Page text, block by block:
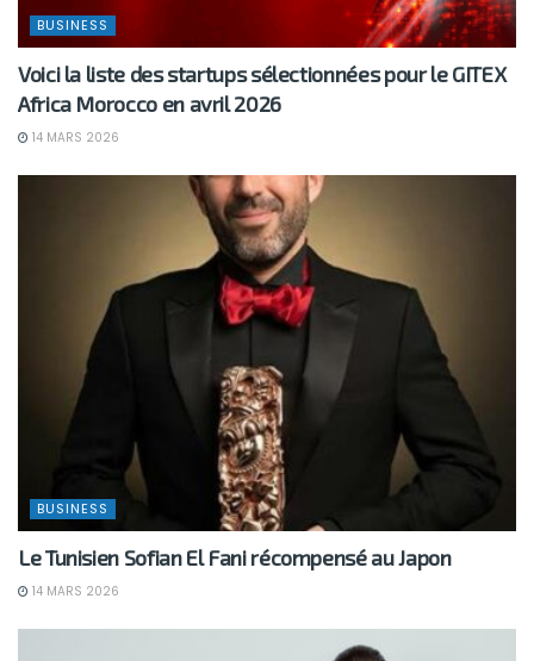
BUSINESS
Voici la liste des startups sélectionnées pour le GITEX
Africa Morocco en avril 2026
14 MARS 2026
BUSINESS
Le Tunisien Sofian El Fani récompensé au Japon
14 MARS 2026